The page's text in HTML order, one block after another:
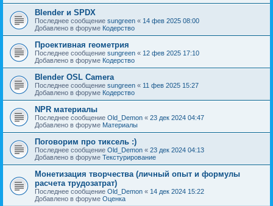
Blender и SPDX
Последнее сообщение sungreen « 14 фев 2025 08:00
Добавлено в форуме Кодерство
Проективная геометрия
Последнее сообщение sungreen « 12 фев 2025 17:10
Добавлено в форуме Кодерство
Blender OSL Camera
Последнее сообщение sungreen « 11 фев 2025 15:27
Добавлено в форуме Кодерство
NPR материалы
Последнее сообщение Old_Demon « 23 дек 2024 04:47
Добавлено в форуме Материалы
Поговорим про тиксель :)
Последнее сообщение Old_Demon « 23 дек 2024 04:13
Добавлено в форуме Текстурирование
Монетизация творчества (личный опыт и формулы
расчета трудозатрат)
Последнее сообщение Old_Demon « 14 дек 2024 15:22
Добавлено в форуме Оценка